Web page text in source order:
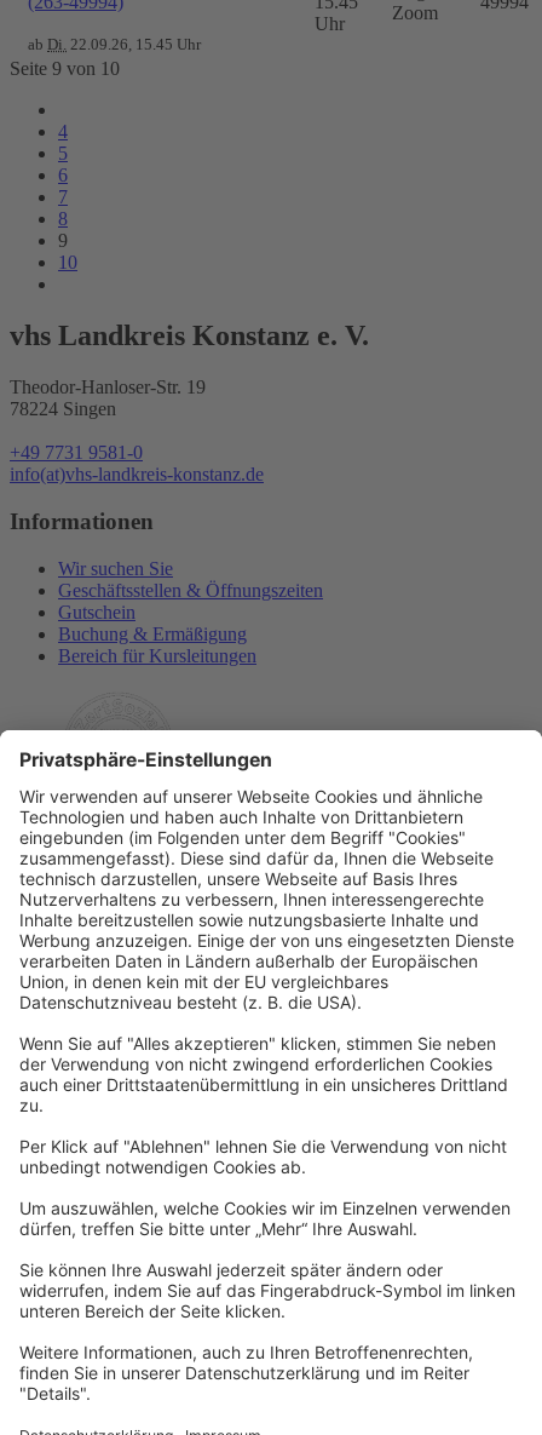
ab Di. 22.09.26, 15.45 Uhr
Uhr
Zoom
Seite 9 von 10
4
5
6
7
8
9
10
vhs Landkreis Konstanz e. V.
Theodor-Hanloser-Str. 19
78224 Singen
+49 7731 9581-0
info(at)vhs-landkreis-konstanz.de
Informationen
Wir suchen Sie
Geschäftsstellen & Öffnungszeiten
Gutschein
Buchung & Ermäßigung
Bereich für Kursleitungen
Rechtliches
Allgemeine Geschäftsbedingungen
Widerrufsbelehrung
Datenschutzerklärung
Barrierefreiheitserklärung
Impressum
Newsletter
Per E-Mail informieren wir Sie über interessante Angebote.
Zum Newsletter anmelden
vhs Post
Zur vhs Post anmelden
Kontrast
Kurs-Merkliste